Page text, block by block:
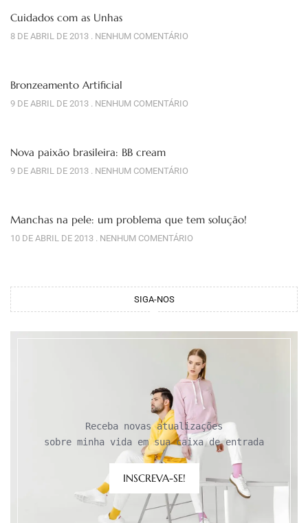
Cuidados com as Unhas
8 DE ABRIL DE 2013 NENHUM COMENTÁRIO
Bronzeamento Artificial
9 DE ABRIL DE 2013 NENHUM COMENTÁRIO
Nova paixão brasileira: BB cream
9 DE ABRIL DE 2013 NENHUM COMENTÁRIO
Manchas na pele: um problema que tem solução!
10 DE ABRIL DE 2013 NENHUM COMENTÁRIO
SIGA-NOS
Receba novas atualizações
sobre minha vida em sua caixa de entrada
INSCREVA-SE!